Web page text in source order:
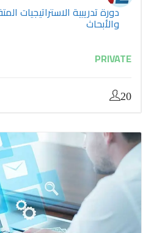
دورة تدريبية الاستراتيجيات
والأبحاث
PRIVATE
20